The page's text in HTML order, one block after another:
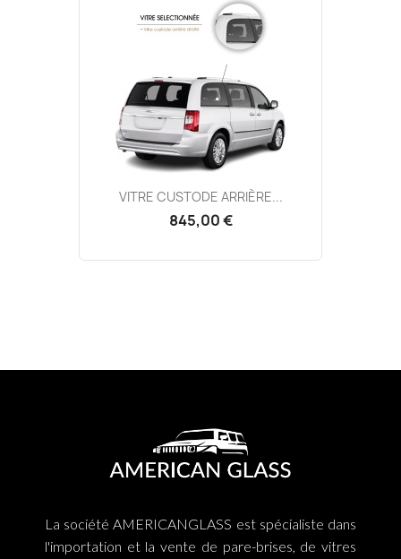
VITRE CUSTODE ARRIÈRE...
845,00 €
La société AMERICANGLASS est spécialiste dans
l'importation et la vente de pare-brises, de vitres